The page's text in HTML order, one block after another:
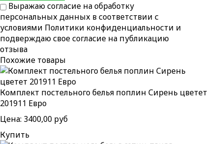
Выражаю согласие на обработку
персональных данных в соответствии с
условиями Политики конфиденциальности и
подверждаю свое согласие на публикацию
отзыва
Похожие товары
Комплект постельного белья поплин Сирень цветет
201911 Евро
Цена: 3400,00 руб
Купить